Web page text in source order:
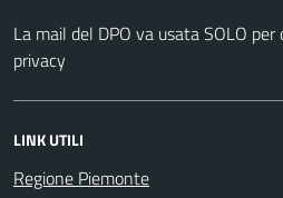
La mail del DPO va usata SOLO
privacy
LINK UTILI
Regione Piemonte